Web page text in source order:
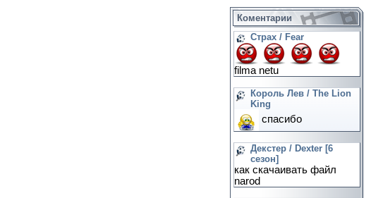
Коментарии
Страх / Fear
filma netu
Король Лев / The Lion
King
спасибо
Декстер / Dexter [6
сезон]
как скачаивать файл
narod